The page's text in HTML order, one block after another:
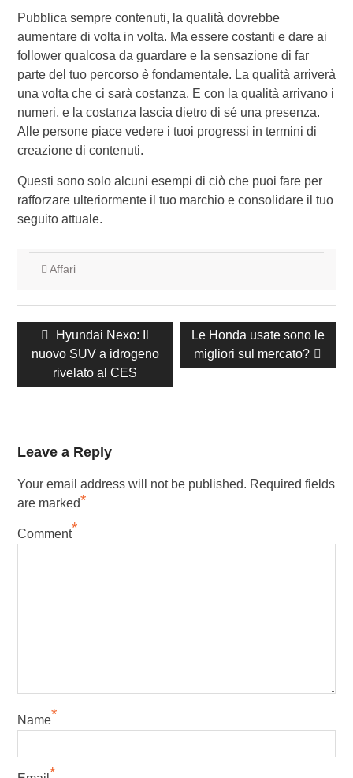
Pubblica sempre contenuti, la qualità dovrebbe
aumentare di volta in volta. Ma essere costanti e dare ai
follower qualcosa da guardare e la sensazione di far
parte del tuo percorso è fondamentale. La qualità arriverà
una volta che ci sarà costanza. E con la qualità arrivano i
numeri, e la costanza lascia dietro di sé una presenza.
Alle persone piace vedere i tuoi progressi in termini di
creazione di contenuti.
Questi sono solo alcuni esempi di ciò che puoi fare per
rafforzare ulteriormente il tuo marchio e consolidare il tuo
seguito attuale.
Affari
Navigazione
articoliPost
precedente:
Hyundai Nexo: Il
nuovo SUV a idrogeno
rivelato al CES
Post
successivo:
Le Honda usate sono le
migliori sul mercato?
Leave a Reply
Your email address will not be published. Required fields
are marked*
Comment*
Name*
*